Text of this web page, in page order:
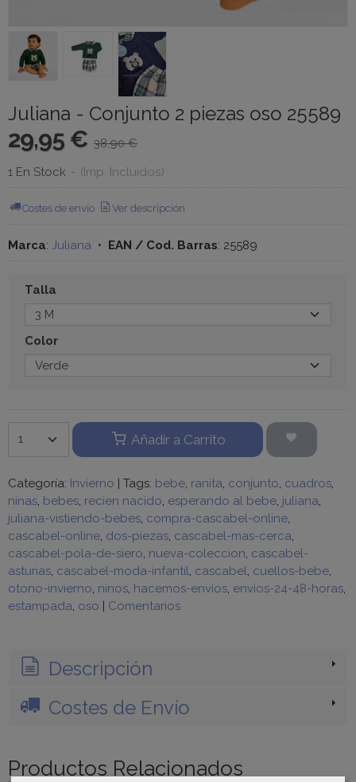
Juliana - Conjunto 2 piezas oso 25589
29,95 € 38,90 €
1 En Stock - (Imp. Incluidos)
Costes de envío Ver descripción
Marca: Juliana • EAN / Cod. Barras: 25589
Talla
Color
Añadir a Carrito
Categoría: Invierno | Tags: bebe ranita conjunto cuadros
ninas bebes recien nacido esperando al bebe juliana
juliana-vistiendo-bebes compra-cascabel-online
cascabel-online dos-piezas cascabel-mas-cerca
cascabel-pola-de-siero nueva-coleccion cascabel-
asturias cascabel-moda-infantil cascabel cuellos-bebe
otono-invierno ninos hacemos-envios envios-24-48-horas
estampada oso | Comentarios
Descripción
Costes de Envío
Productos Relacionados